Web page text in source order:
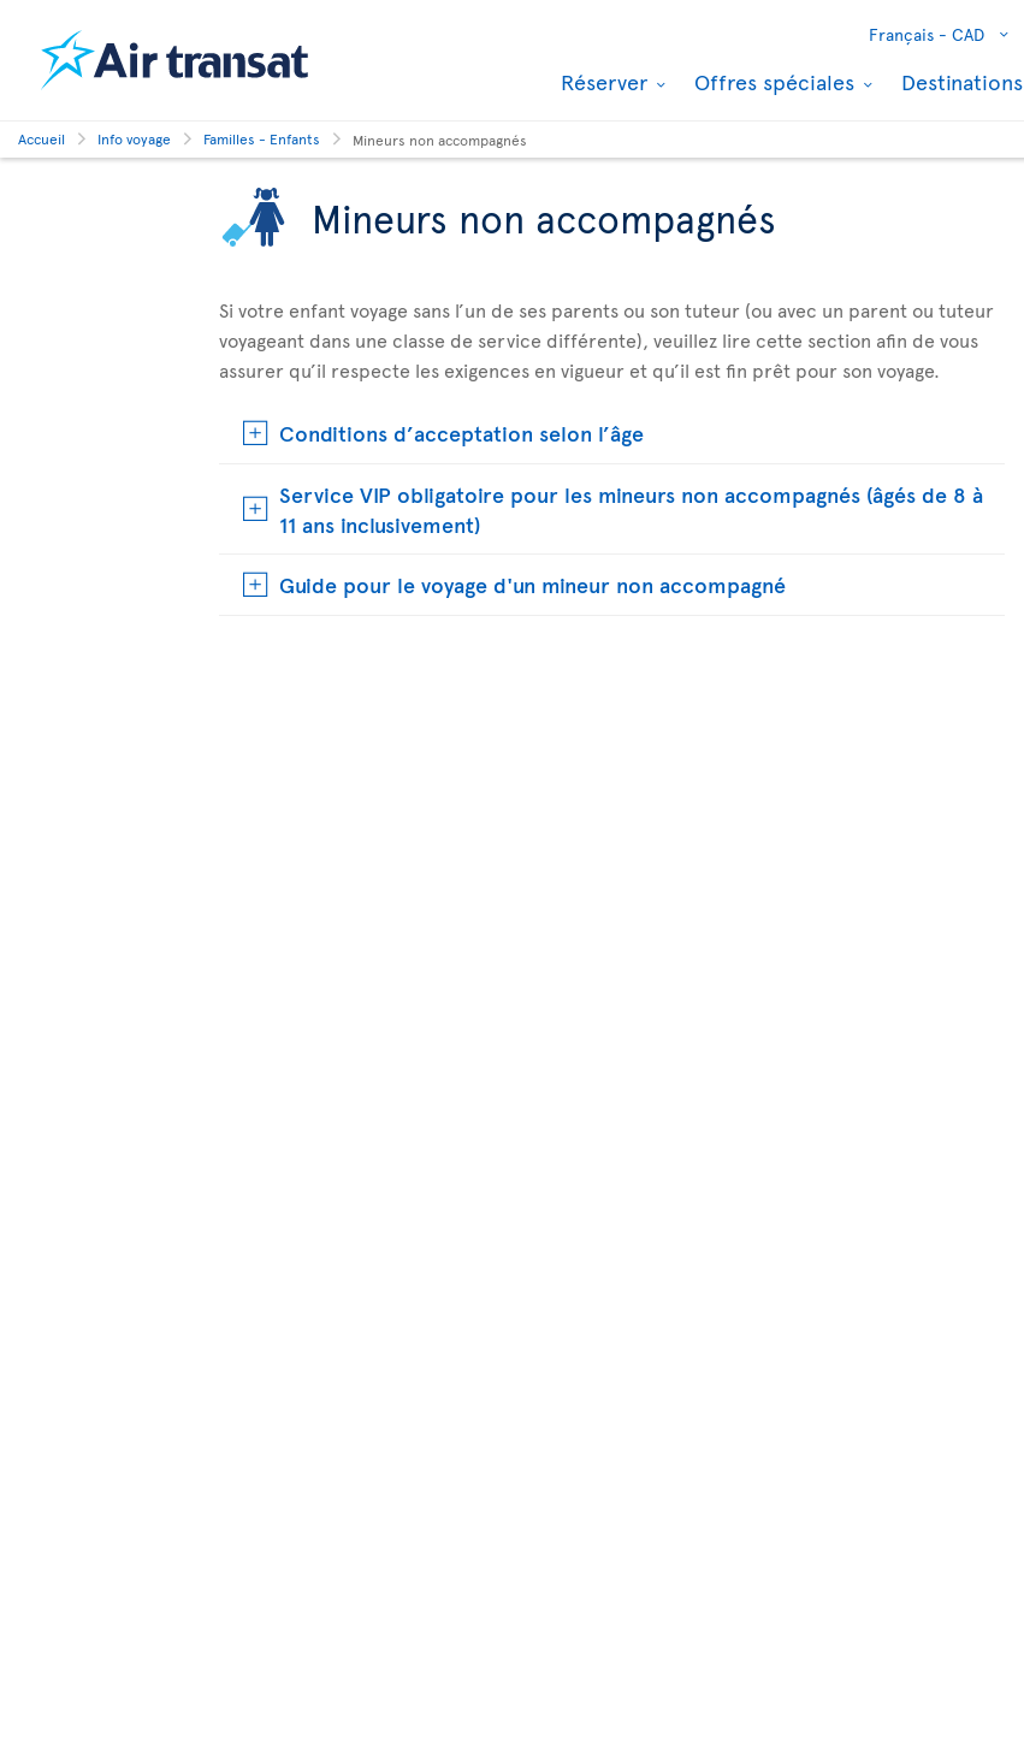
Français - CAD
Réserver Offres spéciales Destinations
Accueil Info voyage Familles - Enfants Mineurs non accompagnés
Mineurs non accompagnés
Si votre enfant voyage sans l’un de ses parents ou son tuteur (ou avec un parent ou tuteur
voyageant dans une classe de service différente), veuillez lire cette section afin de vous
assurer qu’il respecte les exigences en vigueur et qu’il est fin prêt pour son voyage.
Conditions d’acceptation selon l’âge
Service VIP obligatoire pour les mineurs non accompagnés (âgés de 8 à
11 ans inclusivement)
Guide pour le voyage d'un mineur non accompagné